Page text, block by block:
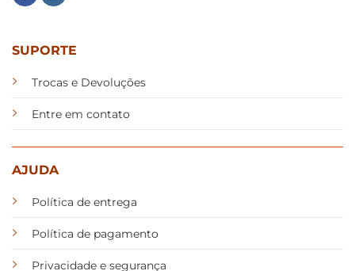
SUPORTE
Trocas e Devoluções
Entre em contato
AJUDA
Política de entrega
Política de pagamento
Privacidade e segurança